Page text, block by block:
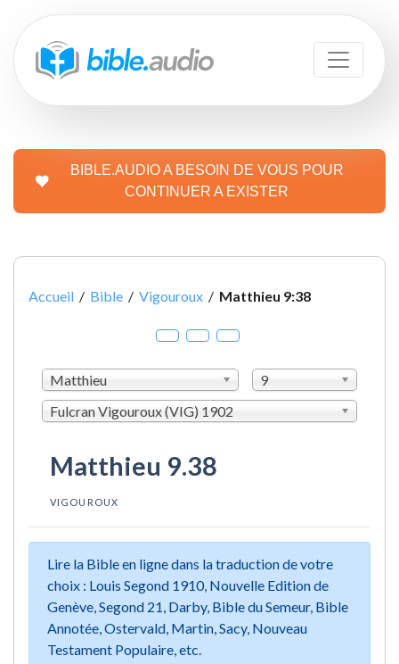
BIBLE.AUDIO A BESOIN DE VOUS POUR
CONTINUER A EXISTER
Accueil / Bible / Vigouroux / Matthieu 9:38
Matthieu
9
Fulcran Vigouroux (VIG) 1902
Matthieu 9.38
VIGOUROUX
Lire la Bible en ligne dans la traduction de votre
choix : Louis Segond 1910, Nouvelle Edition de
Genève, Segond 21, Darby, Bible du Semeur, Bible
Annotée, Ostervald, Martin, Sacy, Nouveau
Testament Populaire, etc.